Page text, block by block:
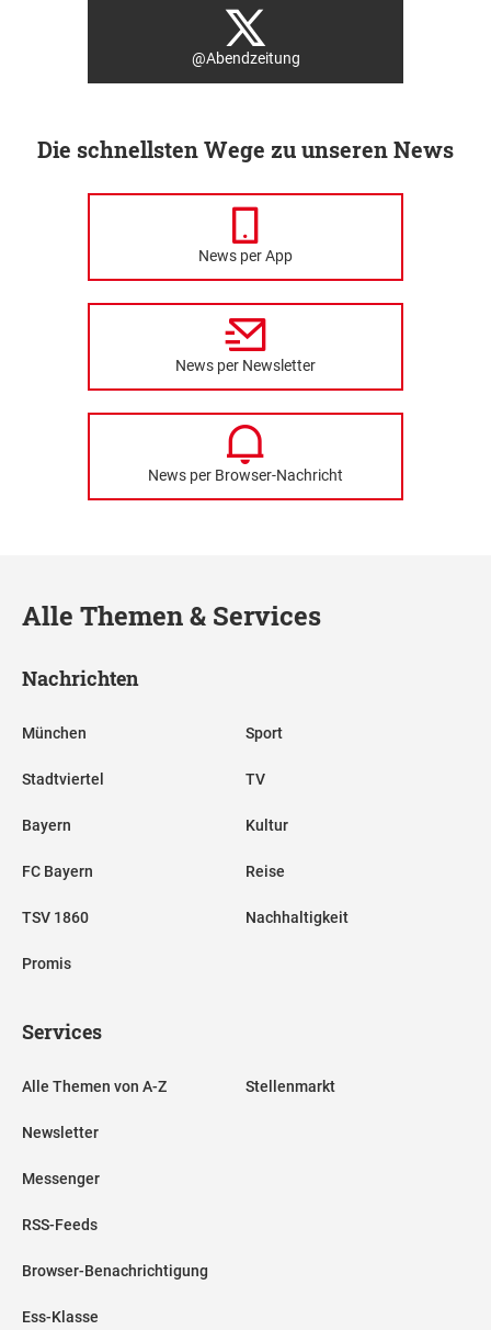
@Abendzeitung
Die schnellsten Wege zu unseren News
News per App
News per Newsletter
News per Browser-Nachricht
Alle Themen & Services
Nachrichten
München
Stadtviertel
Bayern
FC Bayern
TSV 1860
Promis
Sport
TV
Kultur
Reise
Nachhaltigkeit
Services
Alle Themen von A-Z
Newsletter
Messenger
RSS-Feeds
Browser-Benachrichtigung
Ess-Klasse
Stellenmarkt